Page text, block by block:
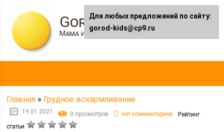
Gorod-kids.ru
Мама и я
Главная » Грудное вскармливание
19.01.2021 0 просмотров нет комментариев
Рейтинг
статьи
Для любых предложений по сайту:
gorod-kids@cp9.ru